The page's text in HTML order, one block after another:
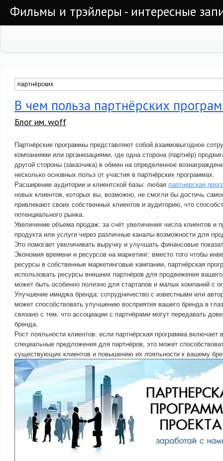
Фильмы и трэйлеры - интересные
В чем польза партнёрских
Блог им. woff
Партнёрские программы представляют собой взаимовыгодное
компаниями или организациями, где одна сторона (партнёр)
другой стороны (заказчика) в обмен на определенное
несколько основных польз от участия в партнёрских программах.
Расширение аудитории и клиентской базы: любая партнерская
новых клиентов, которых вы, возможно, не смогли бы достичь
привлекают своих собственных клиентов и аудиторию, что
потенциального рынка.
Увеличение объема продаж: за счёт увеличения числа клиентов и
продукта или услуги через различные каналы возможности для
Это помогает увеличивать выручку и улучшать финансовые
Экономия времени и ресурсов на маркетинг: вместо того чтобы
ресурсы в собственные маркетинговые кампании, партнёрская
использовать ресурсы внешних партнёров для продвижения
может быть особенно полезно для стартапов и малых компаний с
Улучшение имиджа бренда: сотрудничество с известными или
может способствовать улучшению восприятия вашего бренда в
связано с тем, что ассоциации с партнёрами могут передавать
бренда.
Рост лояльности клиентов: если партнёрская программа включает
специальные предложения для партнёров, это может
существующих клиентов и повышению их лояльности к вашему